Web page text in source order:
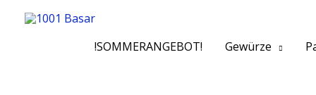
!SOMMERANGEBOT! Gewürze